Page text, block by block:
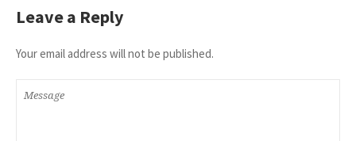
Leave a Reply
Your email address will not be published.